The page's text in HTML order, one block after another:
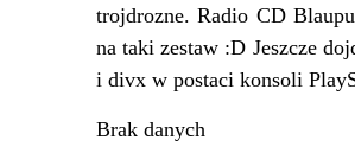
trojdrozne. Radio CD
na taki zestaw :D Jeszcze
i divx w postaci konsoli
Brak danych